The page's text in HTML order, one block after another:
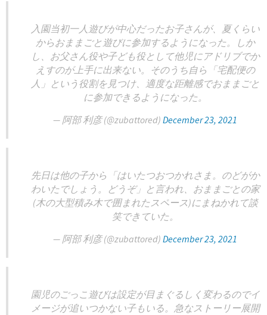
入園当初一人遊びが中心だったお子さんが、夏くらい
からおままごと遊びに参加するようになった。しか
し、お父さん役や子ども役として他児にアドリブでか
えすのが上手に出来ない。そのうち自ら「宅配便の
人」という役割を見つけ、適度な距離感でおままごと
に参加できるようになった。
— 阿部 利彦 (@zubattored) December 23, 2021
先日は他の子から「はいたつおつかれさま。のどがか
わいたでしょう。どうぞ」と言われ、おままごとの家
(木の大型積み木で囲まれたスペース)にまねかれて談
笑できていた。
— 阿部 利彦 (@zubattored) December 23, 2021
園児のごっこ遊びは設定が目まぐるしく変わるのでイ
メージが追いつかない子もいる。急なストーリー展開